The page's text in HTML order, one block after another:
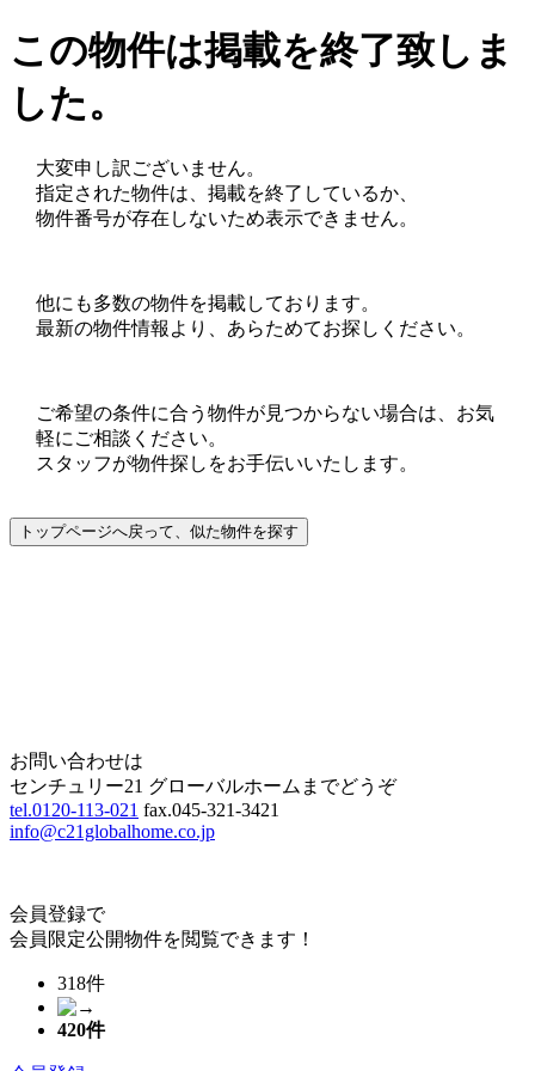
この物件は掲載を終了致しま
した。
大変申し訳ございません。
指定された物件は、掲載を終了しているか、
物件番号が存在しないため表示できません。
他にも多数の物件を掲載しております。
最新の物件情報より、あらためてお探しください。
ご希望の条件に合う物件が見つからない場合は、お気
軽にご相談ください。
スタッフが物件探しをお手伝いいたします。
お問い合わせは
センチュリー21 グローバルホームまでどうぞ
tel.0120-113-021 fax.045-321-3421
info@c21globalhome.co.jp
会員登録で
会員限定公開物件を閲覧できます！
318件
420件